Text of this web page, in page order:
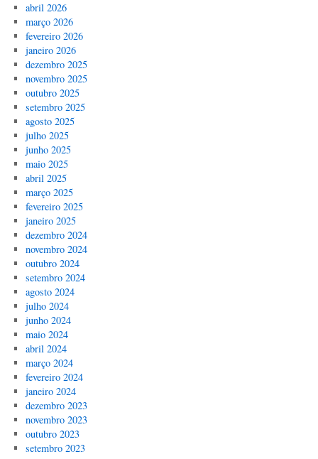
abril 2026
março 2026
fevereiro 2026
janeiro 2026
dezembro 2025
novembro 2025
outubro 2025
setembro 2025
agosto 2025
julho 2025
junho 2025
maio 2025
abril 2025
março 2025
fevereiro 2025
janeiro 2025
dezembro 2024
novembro 2024
outubro 2024
setembro 2024
agosto 2024
julho 2024
junho 2024
maio 2024
abril 2024
março 2024
fevereiro 2024
janeiro 2024
dezembro 2023
novembro 2023
outubro 2023
setembro 2023